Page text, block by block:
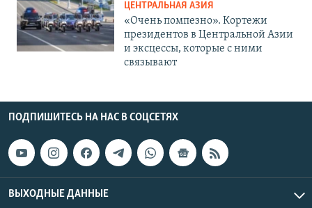
ЦЕНТРАЛЬНАЯ АЗИЯ
«Очень помпезно». Кортежи
президентов в Центральной Азии
и эксцессы, которые с ними
связывают
ПОДПИШИТЕСЬ НА НАС В СОЦСЕТЯХ
ВЫХОДНЫЕ ДАННЫЕ